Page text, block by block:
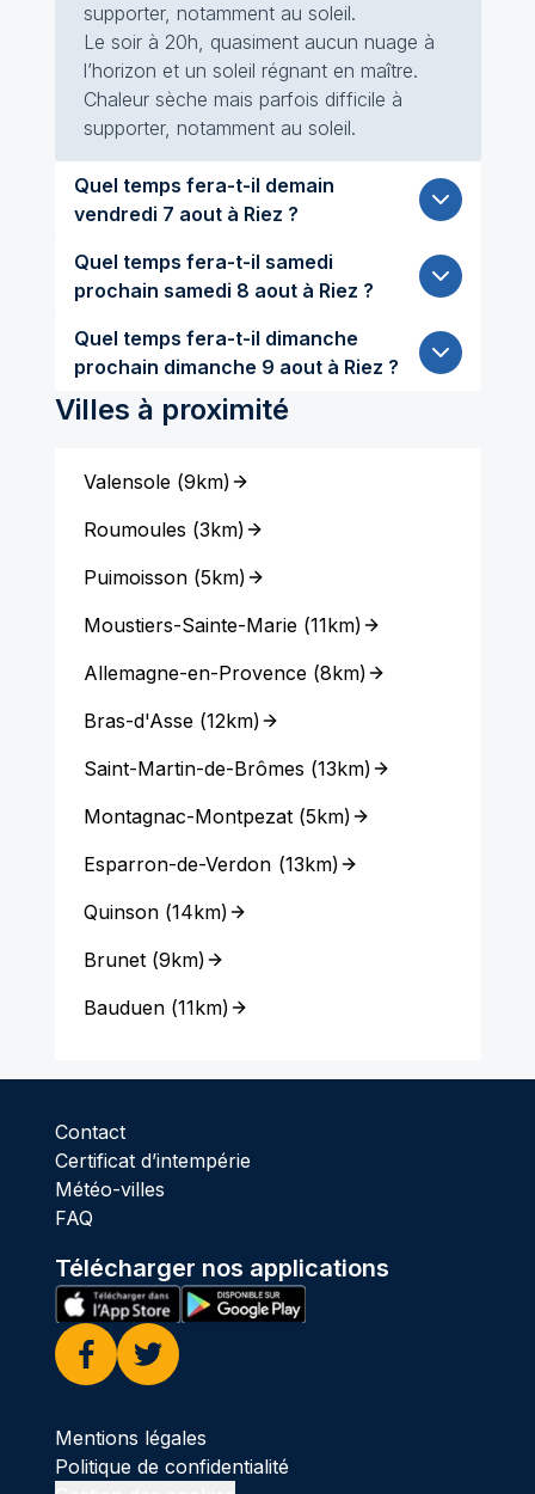
supporter, notamment au soleil.
Le soir à 20h, quasiment aucun nuage à
l’horizon et un soleil régnant en maître.
Chaleur sèche mais parfois difficile à
supporter, notamment au soleil.
Quel temps fera-t-il demain
vendredi 7 aout à Riez ?
Quel temps fera-t-il samedi
prochain samedi 8 aout à Riez ?
Quel temps fera-t-il dimanche
prochain dimanche 9 aout à Riez ?
Villes à proximité
Valensole(9km)
Roumoules (3km)
Puimoisson(5km)
Moustiers-Sainte-Marie(11km)
Allemagne-en-Provence(8km)
Bras-d'Asse(12km)
Saint-Martin-de-Brômes (13km)
Montagnac-Montpezat(5km)
Esparron-de-Verdon (13km)
Quinson(14km)
Brunet(9km)
Bauduen(11km)
Contact
Certificat d’intempérie
Météo-villes
FAQ
Télécharger nos applications
Facebook
Twitter
Mentions légales
Politique de confidentialité